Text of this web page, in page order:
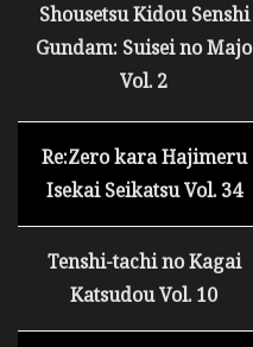
Shousetsu Kidou Senshi
Gundam: Suisei no Majo
Vol. 2
Re:Zero kara Hajimeru
Isekai Seikatsu Vol. 34
Tenshi-tachi no Kagai
Katsudou Vol. 10